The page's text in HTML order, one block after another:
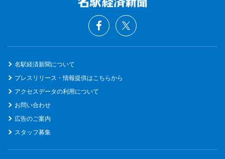
名駅経済新聞について
プレスリリース・情報提供はこちらから
アクセスデータの利用について
お問い合わせ
広告のご案内
スタッフ募集